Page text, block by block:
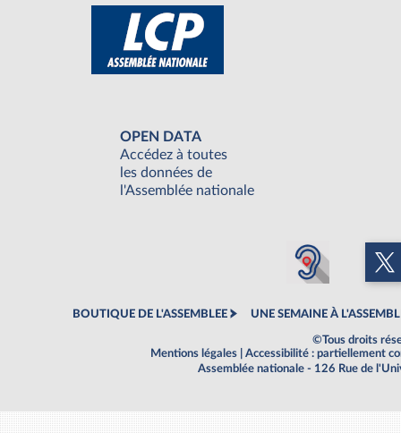
OPEN DATA
Accédez à toutes
les données de
l'Assemblée nationale
BOUTIQUE DE L'ASSEMBLEE UNE SEMAINE À
©Tous droits
Mentions légales
Accessibilité : partiellement
Assemblée nationale - 126 Rue de